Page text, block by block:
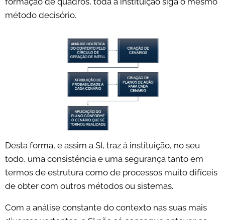
método decisório.
Desta forma, e assim a SI, traz à instituição, no seu
todo, uma consistência e uma segurança tanto em
termos de estrutura como de processos muito difíceis
de obter com outros métodos ou sistemas.
Com a análise constante do contexto nas suas mais